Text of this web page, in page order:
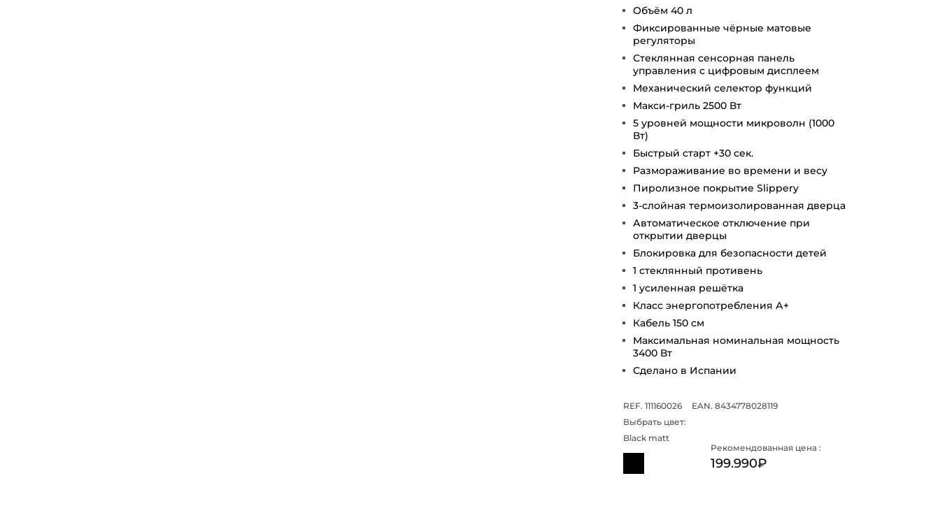
Объём 40 л
Фиксированные чёрные матовые
регуляторы
Стеклянная сенсорная панель
управления с цифровым дисплеем
Механический селектор функций
Макси-гриль 2500 Вт
5 уровней мощности микроволн (1000
Вт)
Быстрый старт +30 сек.
Размораживание во времени и весу
Пиролизное покрытие Slippery
3-слойная термоизолированная дверца
Автоматическое отключение при
открытии дверцы
Блокировка для безопасности детей
1 стеклянный противень
1 усиленная решётка
Класс энергопотребления А+
Кабель 150 см
Максимальная номинальная мощность
3400 Вт
Сделано в Испании
REF. 111160026
EAN. 8434778028119
Выбрать цвет:
Black matt
Рекомендованная цена :
199.990₽